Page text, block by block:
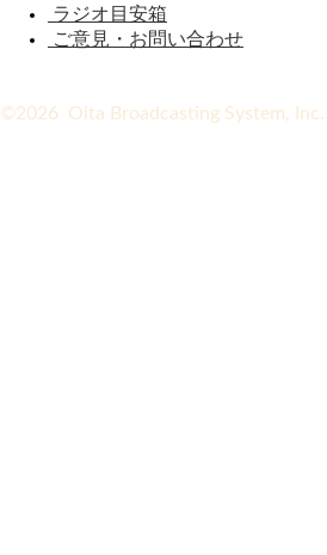
ラジオ目安箱
ご意見・お問い合わせ
©2026 Oita Broadcasting System, Inc.